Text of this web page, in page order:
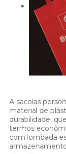
A sacolas
material de
durabilidade,
termos
com lombada